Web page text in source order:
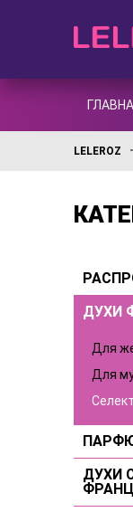
LELEROZ
ДУХИ
Для
Для
Для
Для
ДУХИ